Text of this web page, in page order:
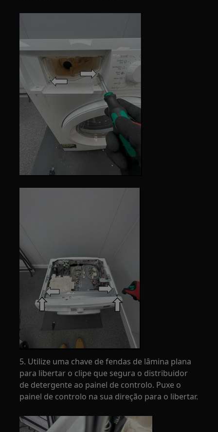
5. Utilize uma chave de fendas de lâmina plana
para libertar o clipe que segura o distribuidor
de detergente ao painel de controlo. Puxe o
painel de controlo na sua direção para o libertar.